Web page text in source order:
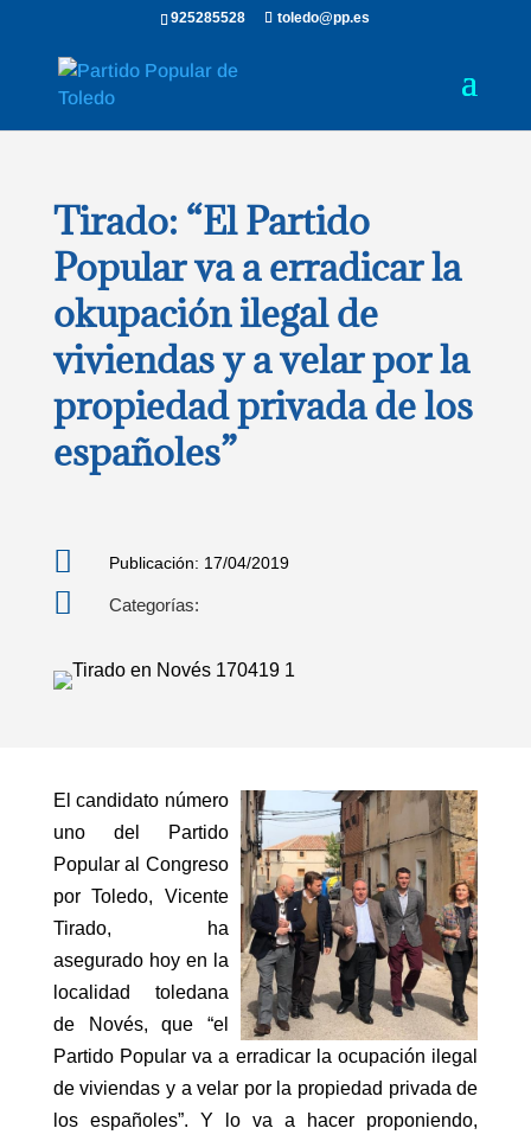
925285528 toledo@pp.es
Tirado: “El Partido
Popular va a erradicar la
okupación ilegal de
viviendas y a velar por la
propiedad privada de los
españoles”
 Publicación: 17/04/2019
 Categorías:
El candidato número
uno del Partido
Popular al Congreso
por Toledo, Vicente
Tirado, ha
asegurado hoy en la
localidad toledana
de Novés, que “el
Partido Popular va a erradicar la ocupación ilegal
de viviendas y a velar por la propiedad privada de
los españoles”. Y lo va a hacer proponiendo,